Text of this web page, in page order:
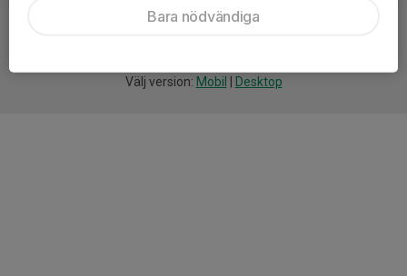
Välj version: Mobil Desktop
Bara nödvändiga